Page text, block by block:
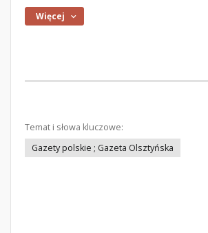
Więcej
Temat i słowa kluczowe:
Gazety polskie ; Gazeta Olsztyńska